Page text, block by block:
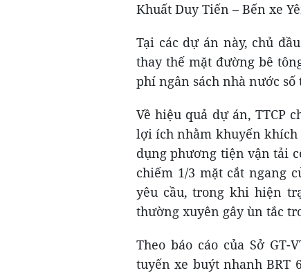
Khuất Duy Tiến – Bến xe
Tại các dự án này, chủ
thay thế mặt đường bê
phí ngân sách nhà nước
Về hiệu quả dự án, TTCP
lợi ích nhằm khuyến khích
dụng phương tiện vận tải
chiếm 1/3 mặt cắt ngang
yêu cầu, trong khi hiện
thường xuyên gây ùn tắc
Theo báo cáo của Sở
tuyến xe buýt nhanh BRT